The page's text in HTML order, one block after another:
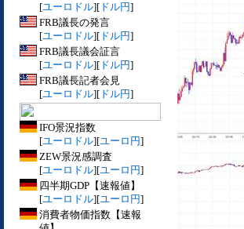
[ユーロドル][ ドル円]
FRB議長の発言
[ユーロドル][ ドル円]
FRB議長議会証言
[ユーロドル][ ドル円]
FRB議長記者会見
[ユーロドル][ ドル円]
IFO景況指数
[ユーロドル][ユーロ円]
ZEW景況感調査
[ユーロドル][ユーロ円]
四半期GDP【速報値】
[ユーロドル][ユーロ円]
消費者物価指数【速報